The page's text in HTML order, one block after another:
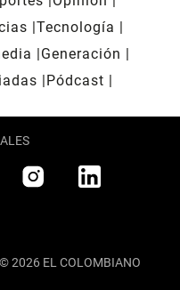
Tecnología
Generación
Pódcast
2026 EL COLOMBIANO